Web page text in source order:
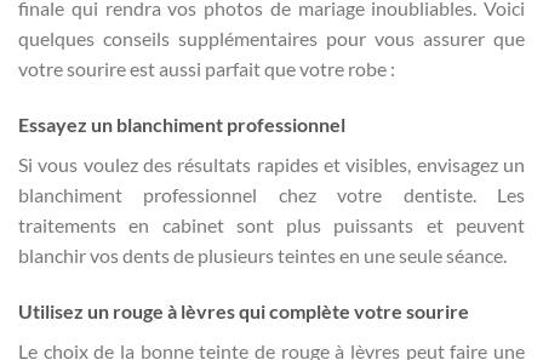
finale qui rendra vos photos de mariage inoubliables. Voici
quelques conseils supplémentaires pour vous assurer que
votre sourire est aussi parfait que votre robe :
Essayez un blanchiment professionnel
Si vous voulez des résultats rapides et visibles, envisagez un
blanchiment professionnel chez votre dentiste. Les
traitements en cabinet sont plus puissants et peuvent
blanchir vos dents de plusieurs teintes en une seule séance.
Utilisez un rouge à lèvres qui complète votre sourire
Le choix de la bonne teinte de rouge à lèvres peut faire une